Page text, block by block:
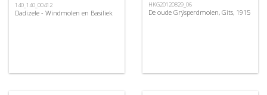
140_140_00412
Dadizele - Windmolen en Basiliek
HKG20120829_06
De oude Grÿsperdmolen, Gits, 1915